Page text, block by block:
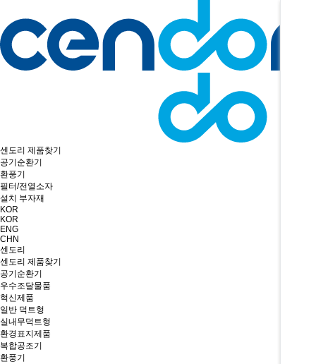
센도리 제품찾기
공기순환기
환풍기
필터/전열소자
설치 부자재
KOR
KOR
ENG
CHN
센도리
센도리 제품찾기
공기순환기
우수조달물품
혁신제품
일반 덕트형
실내무덕트형
환경표지제품
복합공조기
환풍기